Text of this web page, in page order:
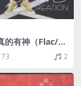
的有神（Flac/2
73 2